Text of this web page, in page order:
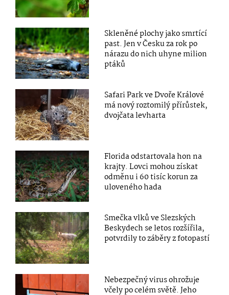
Skleněné plochy jako smrtící
past. Jen v Česku za rok po
nárazu do nich uhyne milion
ptáků
Safari Park ve Dvoře Králové
má nový roztomilý přírůstek,
dvojčata levharta
Florida odstartovala hon na
krajty. Lovci mohou získat
odměnu i 60 tisíc korun za
uloveného hada
Smečka vlků ve Slezských
Beskydech se letos rozšířila,
potvrdily to záběry z fotopastí
Nebezpečný virus ohrožuje
včely po celém světě. Jeho